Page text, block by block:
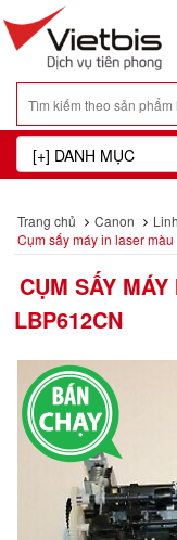
Trang chủ Canon
Cụm sấy máy in laser
CỤM SẤY
LBP612CN